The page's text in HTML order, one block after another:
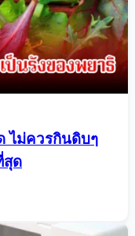
ไม่ควรกินดิบๆ
สุด